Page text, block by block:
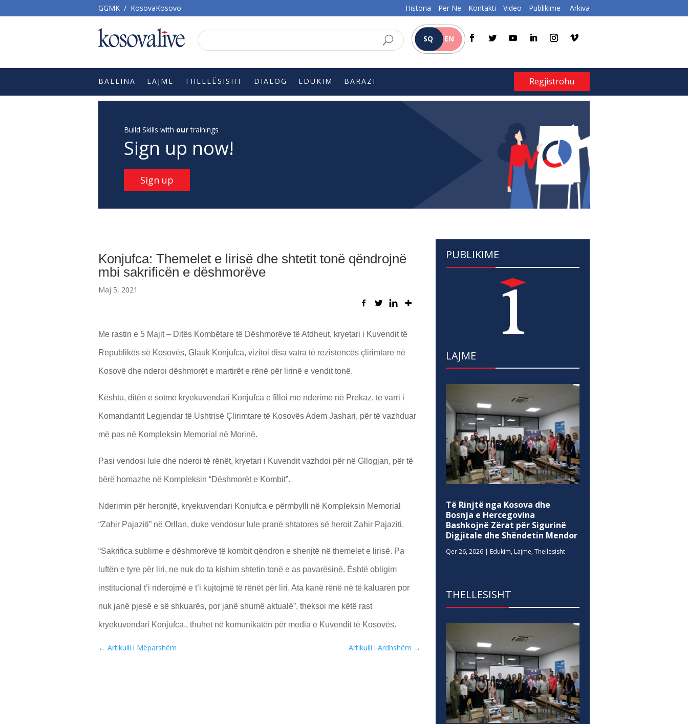
GGMK / KosovaKosovo Historia Për Ne Kontakti Video Publikime Arkiva
SQ EN
BALLINA LAJME THELLËSISHT DIALOG EDUKIM BARAZI Regjistrohu
Build Skills with ourtrainings
Sign up now!
Sign up
Konjufca: Themelet e lirisë dhe shtetit tonë qëndrojnë
mbi sakrificën e dëshmorëve
Maj 5, 2021
Me rastin e 5 Majit – Ditës Kombëtare të Dëshmorëve të Atdheut, kryetari i Kuvendit të
Republikës së Kosovës, Glauk Konjufca, vizitoi disa vatra të rezistencës çlirimtare në
Kosovë dhe nderoi dëshmorët e martirët e rënë për lirinë e vendit tonë.
Kështu, ditën e sotme kryekuvendari Konjufca e filloi me nderime në Prekaz, te varri i
Komandantit Legjendar të Ushtrisë Çlirimtare të Kosovës Adem Jashari, për të vazhduar
më pas në Kompleksin Memorial në Morinë.
Pasi vendosi lule dhe nderoi të rënët, kryetari i Kuvendit vazhdoi për në Gllogjan, për të
bërë homazhe në Kompleksin “Dëshmorët e Kombit”.
Nderimin për heronjtë, kryekuvendari Konjufca e përmbylli në Kompleksin Memorial
“Zahir Pajaziti” në Orllan, duke vendosur lule pranë shtatores së heroit Zahir Pajaziti.
“Sakrifica sublime e dëshmorëve të kombit qëndron e shenjtë në themelet e lirisë. Pa
luftën e tyre për liri, ne nuk do ta kishim shtetin tonë e as pavarësinë. Është obligim
institucional t’i nderojmë e t’i kujtojmë të rënët për liri. Ata kanë rënë në të kaluarën por
nuk janë pjesë e së shkuarës, por janë shumë aktualë”, theksoi me këtë rast
kryekuvendari Konjufca., thuhet në komunikatën për media e Kuvendit të Kosovës.
← Artikulli i Mëparshëm Artikulli i Ardhshëm →
PUBLIKIME
LAJME
Të Rinjtë nga Kosova dhe
Bosnja e Hercegovina
Bashkojnë Zërat për Sigurinë
Digjitale dhe Shëndetin Mendor
Qer 26, 2026 | Edukim, Lajme,Thellesisht
THELLESISHT